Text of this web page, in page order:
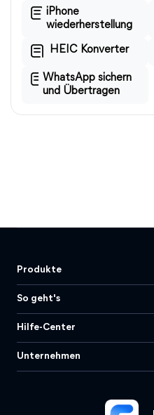
iPhone
wiederherstellung
HEIC Konverter
WhatsApp sichern
und Übertragen
Produkte
So geht's
Hilfe-Center
Unternehmen